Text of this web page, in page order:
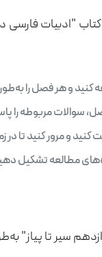
کتاب "ادبیات
و هر فصل را
سوالات مربوطه را
و مرور کنید تا در
مطالعه تشکیل
سیر تا پیاز"